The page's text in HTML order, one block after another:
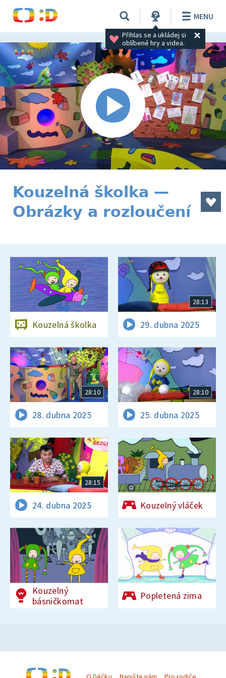
Přihlas se a ukládej si
oblíbené hry a videa.
MENU
Kouzelná školka —
Obrázky a rozloučení
Kouzelná školka
28:13
29. dubna 2025
28:10
28. dubna 2025
28:10
25. dubna 2025
28:15
24. dubna 2025 Kouzelný vláček
Kouzelný
básničkomat
Popletená zima